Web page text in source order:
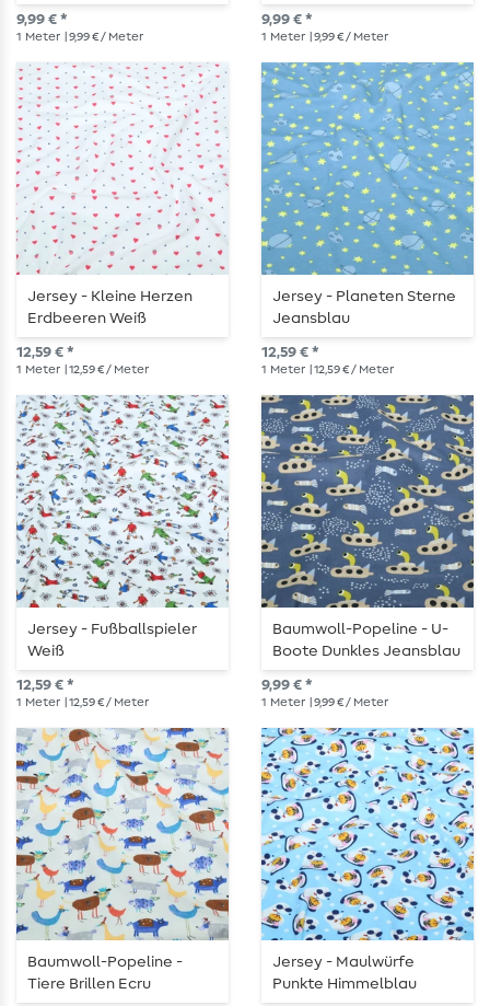
9,99 € *
1 Meter | 9,99 € / Meter
9,99 € *
1 Meter | 9,99 € / Meter
Jersey - Kleine Herzen
Erdbeeren Weiß
12,59 € *
1 Meter | 12,59 € / Meter
Jersey - Planeten Sterne
Jeansblau
12,59 € *
1 Meter | 12,59 € / Meter
Jersey - Fußballspieler
Weiß
12,59 € *
1 Meter | 12,59 € / Meter
Baumwoll-Popeline - U-
Boote Dunkles Jeansblau
9,99 € *
1 Meter | 9,99 € / Meter
Baumwoll-Popeline -
Tiere Brillen Ecru
Jersey - Maulwürfe
Punkte Himmelblau